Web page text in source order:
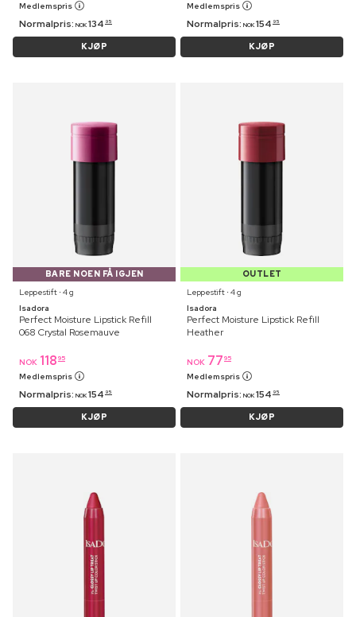
Medlemspris
Normalpris: NOK 134 95
KJØP
Medlemspris
Normalpris: NOK 154 95
KJØP
BARE NOEN FÅ IGJEN
Leppestift ⋅ 4 g
Isadora
Perfect Moisture Lipstick Refill
068 Crystal Rosemauve
NOK 118 95
Medlemspris
Normalpris: NOK 154 95
KJØP
OUTLET
Leppestift ⋅ 4 g
Isadora
Perfect Moisture Lipstick Refill
Heather
NOK 77 95
Medlemspris
Normalpris: NOK 154 95
KJØP